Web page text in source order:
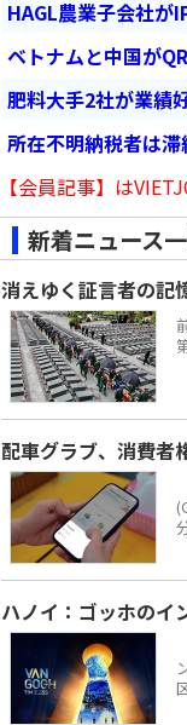
HAGL農業子会社が
ベトナムと中国が
肥料大手2社が業績
所在不明納税者は
【会員記事】は
新着ニュース
消えゆく証言者の記
配車グラブ、消費者
ハノイ：ゴッホのイ